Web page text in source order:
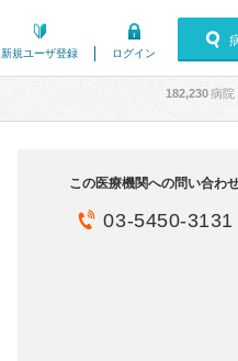
新規ユーザ登録 ログイン
182,230病院
この医療機関への問い合わ
03-5450-3131